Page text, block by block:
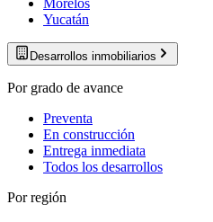
Morelos
Yucatán
Desarrollos inmobiliarios
Por grado de avance
Preventa
En construcción
Entrega inmediata
Todos los desarrollos
Por región